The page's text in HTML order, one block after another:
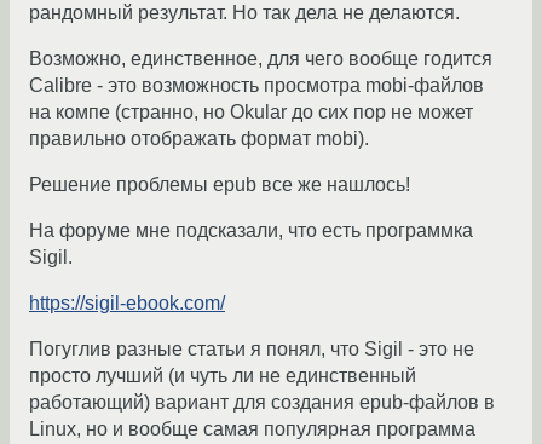
рандомный результат. Но так дела не делаются.
Возможно, единственное, для чего вообще годится
Calibre - это возможность просмотра mobi-файлов
на компе (странно, но Okular до сих пор не может
правильно отображать формат mobi).
Решение проблемы epub все же нашлось!
На форуме мне подсказали, что есть программка
Sigil.
https://sigil-ebook.com/
Погуглив разные статьи я понял, что Sigil - это не
просто лучший (и чуть ли не единственный
работающий) вариант для создания epub-файлов в
Linux, но и вообще самая популярная программа